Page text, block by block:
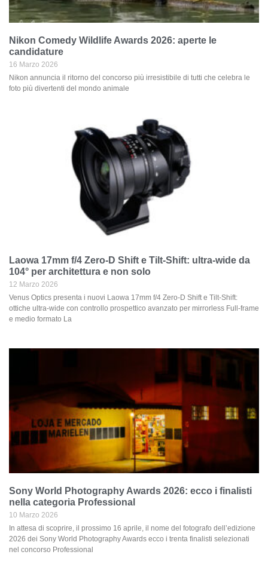
Nikon Comedy Wildlife Awards 2026: aperte le
candidature
16 Marzo 2026
Nikon annuncia il ritorno del concorso più irresistibile di tutti che celebra le
foto più divertenti del mondo animale
Laowa 17mm f/4 Zero-D Shift e Tilt-Shift: ultra-wide da
104° per architettura e non solo
12 Marzo 2026
Venus Optics presenta i nuovi Laowa 17mm f/4 Zero-D Shift e Tilt-Shift:
ottiche ultra-wide con controllo prospettico avanzato per mirrorless Full-frame
e medio formato La
Sony World Photography Awards 2026: ecco i finalisti
nella categoria Professional
10 Marzo 2026
In attesa di scoprire, il prossimo 16 aprile, il nome del fotografo dell’edizione
2026 dei Sony World Photography Awards ecco i trenta finalisti selezionati
nel concorso Professional